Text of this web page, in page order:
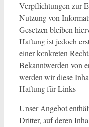
Verpflichtungen zur
Nutzung von
Gesetzen bleiben
Haftung ist jedoch
einer konkreten
Bekanntwerden von
werden wir diese
Haftung für Links
Unser Angebot
Dritter, auf deren